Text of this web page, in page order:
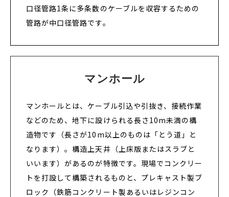
口径管路1条に多条数のケーブルを収容するための
管路が中口径管路です。
マンホール
マンホールとは、ケーブル引込や引抜き、接続作業
などのため、地下に設けられる長さ10m未満の構
造物です（長さが10m以上のものは「とう道」と
なります）。構造上天井（上床版またはスラブと
いいます）があるのが特徴です。現場でコンクリー
トを打設して構築されるものと、プレキャスト製ブ
ロック（鉄筋コンクリート製あるいはレジンコン